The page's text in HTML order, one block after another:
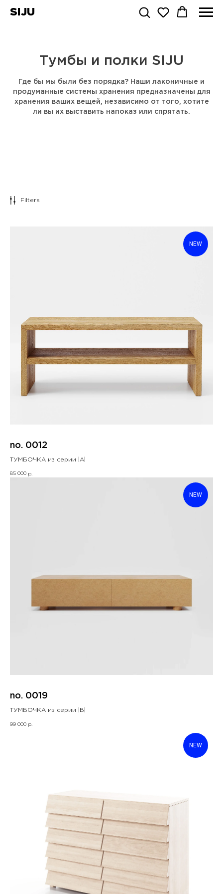
SIJU
Тумбы и полки SIJU
Где бы мы были без порядка? Наши лаконичные и
продуманные системы хранения предназначены для
хранения ваших вещей, независимо от того, хотите
ли вы их выставить напоказ или спрятать.
Filters
NEW
no. 0012
ТУМБОЧКА из серии |А|
85 000 р.
NEW
no. 0019
ТУМБОЧКА из серии |B|
99 000 р.
NEW